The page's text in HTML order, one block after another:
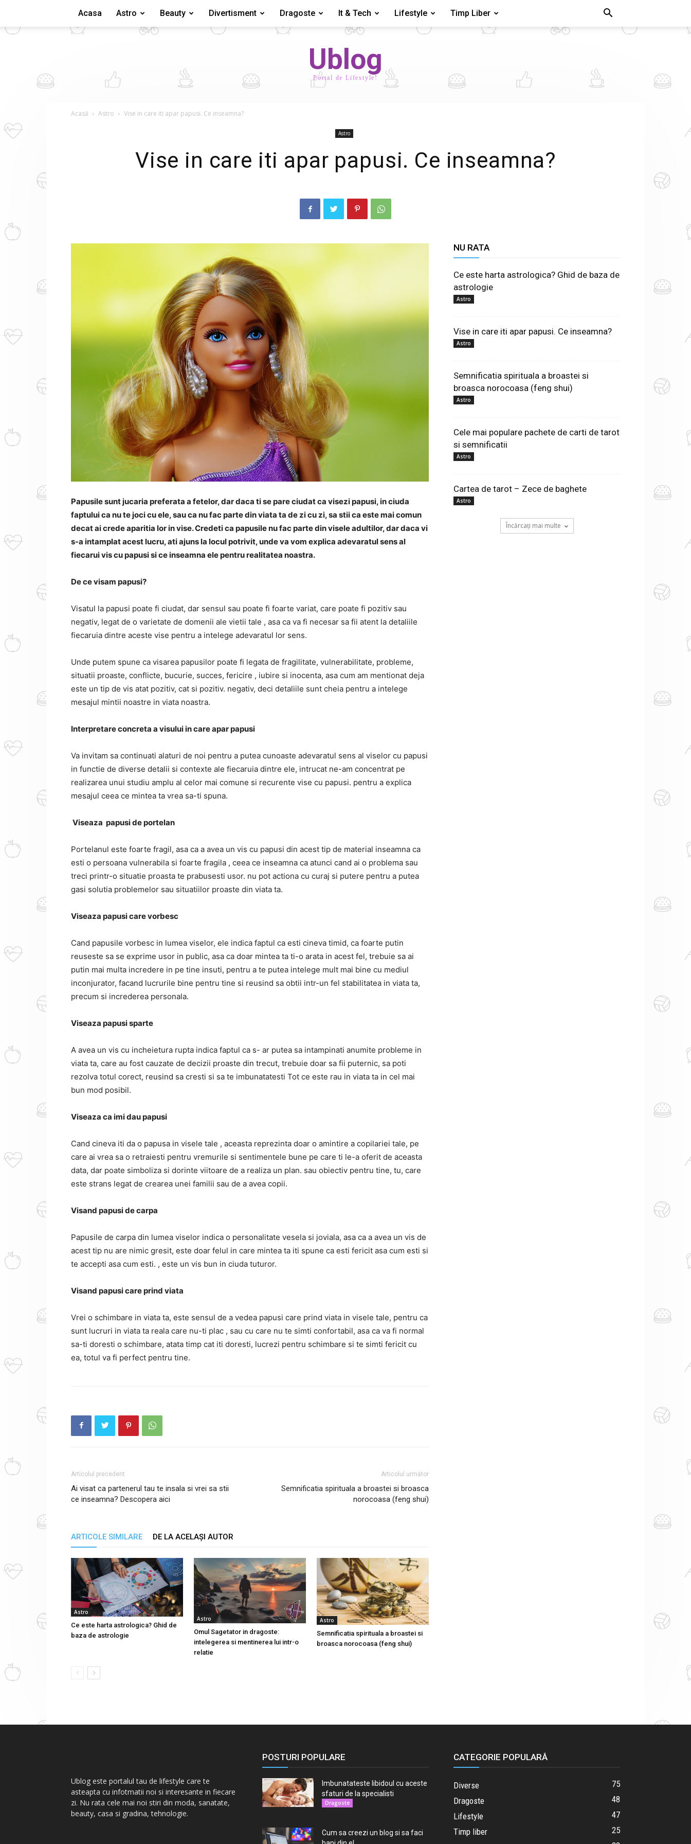
Acasa Astro Beauty Divertisment Dragoste It & Tech Lifestyle Timp Liber
Ublog
Portal de Lifestyle!
Acasă Astro Vise in care iti apar papusi. Ce inseamna?
Astro
Vise in care iti apar papusi. Ce inseamna?
Papusile sunt jucaria preferata a fetelor, dar daca ti se pare ciudat ca visezi papusi, in ciuda
faptului ca nu te joci cu ele, sau ca nu fac parte din viata ta de zi cu zi, sa stii ca este mai comun
decat ai crede aparitia lor in vise. Credeti ca papusile nu fac parte din visele adultilor, dar daca vi
s-a intamplat acest lucru, ati ajuns la locul potrivit, unde va vom explica adevaratul sens al
fiecarui vis cu papusi si ce inseamna ele pentru realitatea noastra.
De ce visam papusi?
Visatul la papusi poate fi ciudat, dar sensul sau poate fi foarte variat, care poate fi pozitiv sau
negativ, legat de o varietate de domenii ale vietii tale , asa ca va fi necesar sa fii atent la detaliile
fiecaruia dintre aceste vise pentru a intelege adevaratul lor sens.
Unde putem spune ca visarea papusilor poate fi legata de fragilitate, vulnerabilitate, probleme,
situatii proaste, conflicte, bucurie, succes, fericire , iubire si inocenta, asa cum am mentionat deja
este un tip de vis atat pozitiv, cat si pozitiv. negativ, deci detaliile sunt cheia pentru a intelege
mesajul mintii noastre in viata noastra.
Interpretare concreta a visului in care apar papusi
Va invitam sa continuati alaturi de noi pentru a putea cunoaste adevaratul sens al viselor cu papusi
in functie de diverse detalii si contexte ale fiecaruia dintre ele, intrucat ne-am concentrat pe
realizarea unui studiu amplu al celor mai comune si recurente vise cu papusi. pentru a explica
mesajul ceea ce mintea ta vrea sa-ti spuna.
Viseaza papusi de portelan
Portelanul este foarte fragil, asa ca a avea un vis cu papusi din acest tip de material inseamna ca
esti o persoana vulnerabila si foarte fragila , ceea ce inseamna ca atunci cand ai o problema sau
treci printr-o situatie proasta te prabusesti usor. nu pot actiona cu curaj si putere pentru a putea
gasi solutia problemelor sau situatiilor proaste din viata ta.
Viseaza papusi care vorbesc
Cand papusile vorbesc in lumea viselor, ele indica faptul ca esti cineva timid, ca foarte putin
reuseste sa se exprime usor in public, asa ca doar mintea ta ti-o arata in acest fel, trebuie sa ai
putin mai multa incredere in pe tine insuti, pentru a te putea intelege mult mai bine cu mediul
inconjurator, facand lucrurile bine pentru tine si reusind sa obtii intr-un fel stabilitatea in viata ta,
precum si increderea personala.
Viseaza papusi sparte
A avea un vis cu incheietura rupta indica faptul ca s- ar putea sa intampinati anumite probleme in
viata ta, care au fost cauzate de decizii proaste din trecut, trebuie doar sa fii puternic, sa poti
rezolva totul corect, reusind sa cresti si sa te imbunatatesti Tot ce este rau in viata ta in cel mai
bun mod posibil.
Viseaza ca imi dau papusi
Cand cineva iti da o papusa in visele tale , aceasta reprezinta doar o amintire a copilariei tale, pe
care ai vrea sa o retraiesti pentru vremurile si sentimentele bune pe care ti le-a oferit de aceasta
data, dar poate simboliza si dorinte viitoare de a realiza un plan. sau obiectiv pentru tine, tu, care
este strans legat de crearea unei familii sau de a avea copii.
Visand papusi de carpa
Papusile de carpa din lumea viselor indica o personalitate vesela si joviala, asa ca a avea un vis de
acest tip nu are nimic gresit, este doar felul in care mintea ta iti spune ca esti fericit asa cum esti si
te accepti asa cum esti. , este un vis bun in ciuda tuturor.
Visand papusi care prind viata
Vrei o schimbare in viata ta, este sensul de a vedea papusi care prind viata in visele tale, pentru ca
sunt lucruri in viata ta reala care nu-ti plac , sau cu care nu te simti confortabil, asa ca va fi normal
sa-ti doresti o schimbare, atata timp cat iti doresti, lucrezi pentru schimbare si te simti fericit cu
ea, totul va fi perfect pentru tine.
Articolul precedent
Ai visat ca partenerul tau te insala si vrei sa stii
ce inseamna? Descopera aici
Articolul următor
Semnificatia spirituala a broastei si broasca
norocoasa (feng shui)
ARTICOLE SIMILARE DE LA ACELAȘI AUTOR
Astro
Ce este harta astrologica? Ghid de
baza de astrologie
Astro
Omul Sagetator in dragoste:
intelegerea si mentinerea lui intr-o
relatie
Astro
Semnificatia spirituala a broastei si
broasca norocoasa (feng shui)
NU RATA
Ce este harta astrologica? Ghid de baza de
astrologie
Astro
Vise in care iti apar papusi. Ce inseamna?
Astro
Semnificatia spirituala a broastei si
broasca norocoasa (feng shui)
Astro
Cele mai populare pachete de carti de tarot
si semnificatii
Astro
Cartea de tarot – Zece de baghete
Astro
Încărcați mai multe
Ublog este portalul tau de lifestyle care te
asteapta cu infotmatii noi si interesante in fiecare
zi. Nu rata cele mai noi stiri din moda, sanatate,
beauty, casa si gradina, tehnologie.
POSTURI POPULARE
Imbunatateste libidoul cu aceste
sfaturi de la specialisti
Dragoste
Cum sa creezi un blog si sa faci
CATEGORIE POPULARĂ
Diverse
75
Dragoste
48
Lifestyle
47
Timp liber
25